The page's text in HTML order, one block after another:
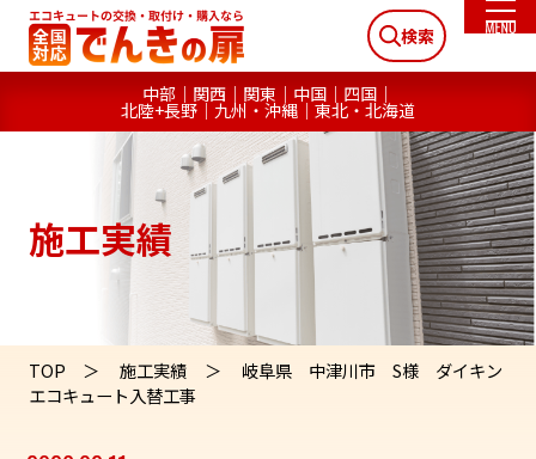
検索
中部 関西 関東 中国 四国
北陸+長野 九州・沖縄 東北・北海道
施工実績
TOP 施工実績
岐阜県 中津川市 S様 ダイキン
エコキュート入替工事